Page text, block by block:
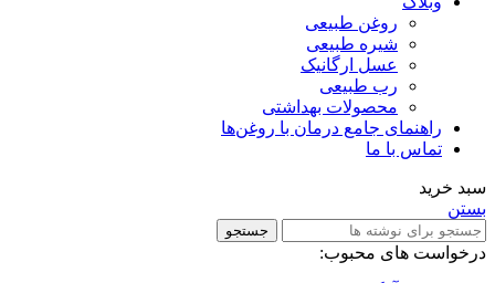
روغن طبیعی
شیره طبیعی
عسل ارگانیک
رب طبیعی
محصولات بهداشتی
راهنمای جامع درمان با روغن‌ها
تماس با ما
سبد خرید
بستن
جستجو
درخواست های محبوب: